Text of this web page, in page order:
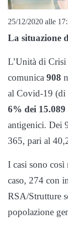
25/12/2020 alle
La situazione
L’Unità di
comunica 908
al Covid-19 (di
6% dei
antigenici. Dei
365, pari al
I casi sono
caso, 274 con
RSA/Strutture
popolazione